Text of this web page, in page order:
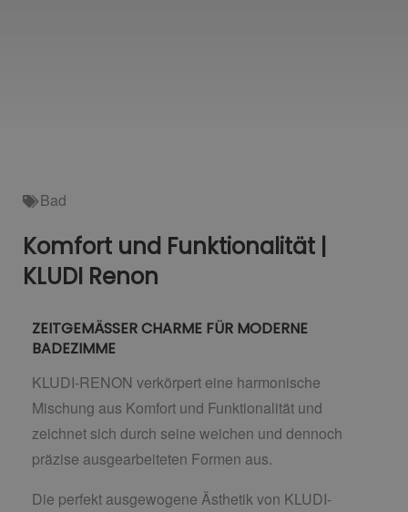
Bad
Komfort und Funktionalität |
KLUDI Renon
ZEITGEMÄSSER CHARME FÜR MODERNE
BADEZIMME
KLUDI-RENON verkörpert eine harmonische
Mischung aus Komfort und Funktionalität und
zeichnet sich durch seine weichen und dennoch
präzise ausgearbeiteten Formen aus.
Die perfekt ausgewogene Ästhetik von KLUDI-